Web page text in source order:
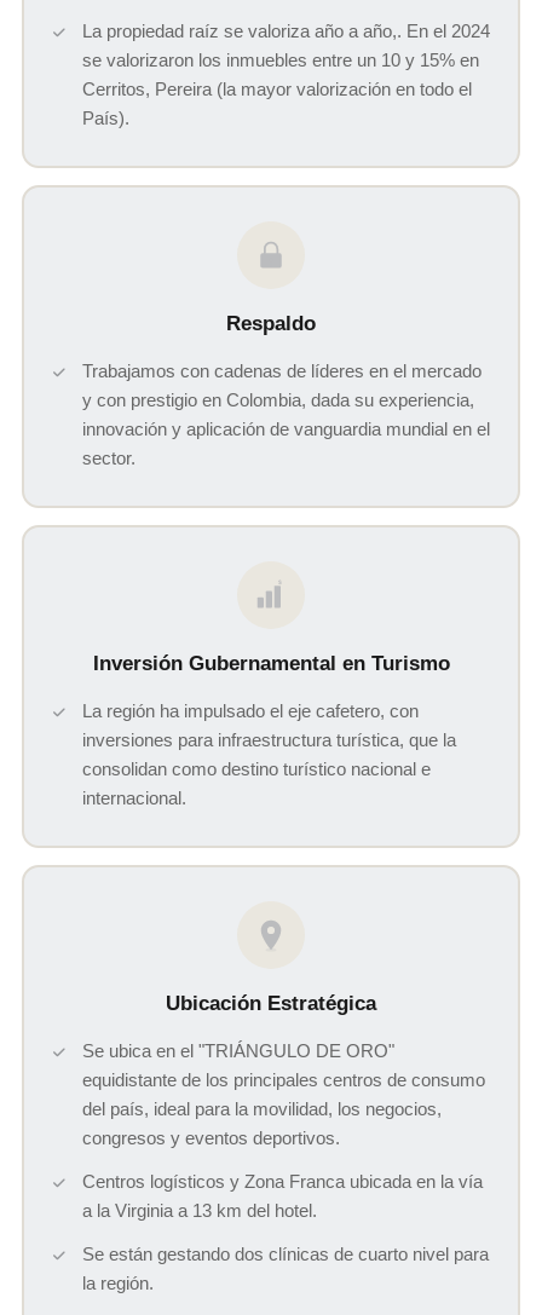
La propiedad raíz se valoriza año a año,. En el 2024
se valorizaron los inmuebles entre un 10 y 15% en
Cerritos, Pereira (la mayor valorización en todo el
País).
Respaldo
Trabajamos con cadenas de líderes en el mercado
y con prestigio en Colombia, dada su experiencia,
innovación y aplicación de vanguardia mundial en el
sector.
$
Inversión Gubernamental en Turismo
La región ha impulsado el eje cafetero, con
inversiones para infraestructura turística, que la
consolidan como destino turístico nacional e
internacional.
Ubicación Estratégica
Se ubica en el "TRIÁNGULO DE ORO"
equidistante de los principales centros de consumo
del país, ideal para la movilidad, los negocios,
congresos y eventos deportivos.
Centros logísticos y Zona Franca ubicada en la vía
a la Virginia a 13 km del hotel.
Se están gestando dos clínicas de cuarto nivel para
la región.